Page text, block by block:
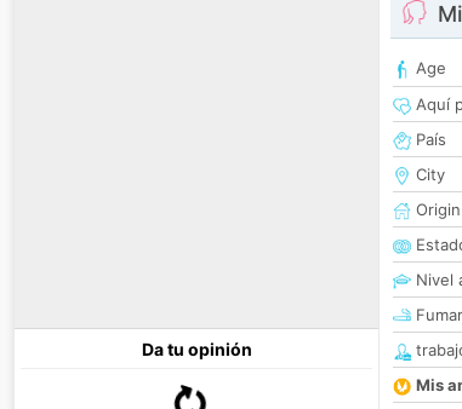
Da tu opinión
Age
Aquí
País
City
Origin
Nivel
Fumar
Mis